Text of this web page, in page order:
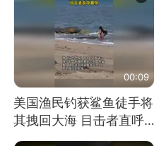
00:09
美国渔民钓获鲨鱼徒手将
其拽回大海 目击者直呼
震惊 （视频来源：参考